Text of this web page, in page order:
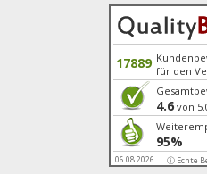
17889 für den
4.6 von
95%
06.08.2026 ⓘ Echte